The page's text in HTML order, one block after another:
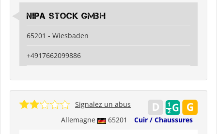
Nipa Stock GmbH
65201 - Wiesbaden
+4917662099886
Allemagne 65201 Cuir / Chaussures
Signalez un abus